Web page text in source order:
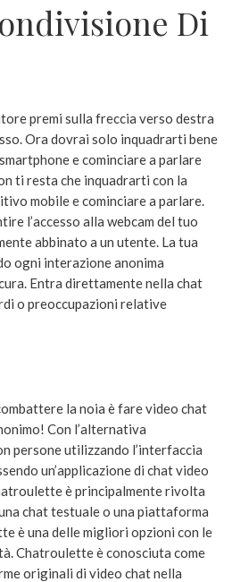
Di
premi sulla freccia verso destra
Ora dovrai solo inquadrarti bene
e cominciare a parlare
ti resta che inquadrarti con la
mobile e cominciare a parlare.
l’accesso alla webcam del tuo
abbinato a un utente. La tua
ogni interazione anonima
Entra direttamente nella chat
o preoccupazioni relative
la noia è fare video chat
Con l’alternativa
persone utilizzando l’interfaccia
un’applicazione di chat video
è principalmente rivolta
chat testuale o una piattaforma
è una delle migliori opzioni con le
Chatroulette è conosciuta come
originali di video chat nella